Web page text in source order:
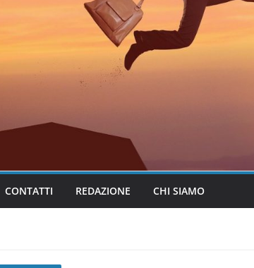
CONTATTI REDAZIONE CHI SIAMO